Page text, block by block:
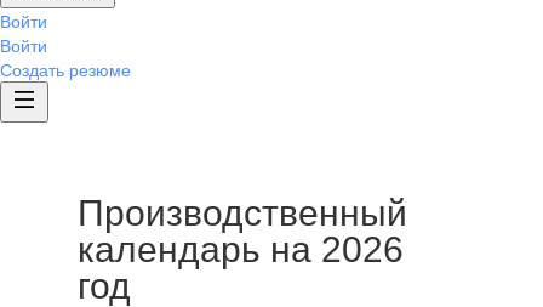
Войти
Войти
Создать резюме
Производственный
календарь на 2026
год